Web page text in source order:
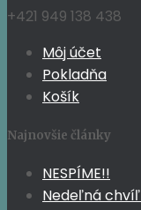
+421 949 138 438
Môj účet
Pokladňa
Košík
Najnovšie články
NESPÍME!!
Nedeľná